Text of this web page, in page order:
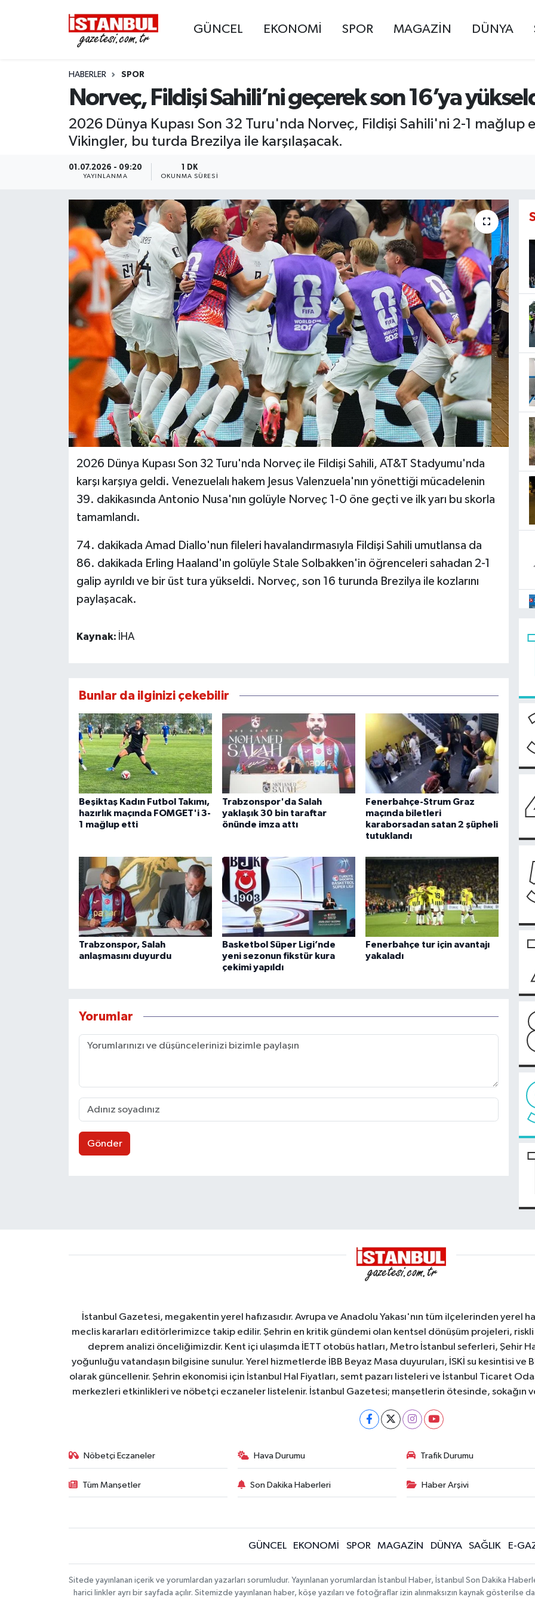
GÜNCEL EKONOMİ SPOR MAGAZİN DÜNYA
HABERLER SPOR
Norveç, Fildişi Sahili’ni geçerek son 16’ya
2026 Dünya Kupası Son 32 Turu'nda Norveç, Fildişi Sahili'ni 2-1 mağlup
Vikingler, bu turda Brezilya ile karşılaşacak.
01.07.2026 - 09:20
YAYINLANMA
1 DK
OKUNMA SÜRESI
2026 Dünya Kupası Son 32 Turu'nda Norveç ile Fildişi Sahili, AT&T Stadyumu'nda
karşı karşıya geldi. Venezuelalı hakem Jesus Valenzuela'nın yönettiği mücadelenin
39. dakikasında Antonio Nusa'nın golüyle Norveç 1-0 öne geçti ve ilk yarı bu skorla
tamamlandı.
74. dakikada Amad Diallo'nun fileleri havalandırmasıyla Fildişi Sahili umutlansa da
86. dakikada Erling Haaland'ın golüyle Stale Solbakken'in öğrenceleri sahadan 2-1
galip ayrıldı ve bir üst tura yükseldi. Norveç, son 16 turunda Brezilya ile kozlarını
paylaşacak.
Kaynak: İHA
Bunlar da ilginizi çekebilir
Beşiktaş Kadın Futbol Takımı,
hazırlık maçında FOMGET'i 3-
1 mağlup etti
Trabzonspor'da Salah
yaklaşık 30 bin taraftar
önünde imza attı
Fenerbahçe-Strum Graz
maçında biletleri
karaborsadan satan 2 şüpheli
tutuklandı
Trabzonspor, Salah
anlaşmasını duyurdu
Basketbol Süper Ligi’nde
yeni sezonun fikstür kura
çekimi yapıldı
Fenerbahçe tur için avantajı
yakaladı
Yorumlar
Gönder
İstanbul Gazetesi, megakentin yerel hafızasıdır. Avrupa ve Anadolu Yakası'nın tüm ilçelerinden yerel
meclis kararları editörlerimizce takip edilir. Şehrin en kritik gündemi olan kentsel dönüşüm projeleri, riskli
deprem analizi önceliğimizdir. Kent içi ulaşımda İETT otobüs hatları, Metro İstanbul seferleri, Şehir
yoğunluğu vatandaşın bilgisine sunulur. Yerel hizmetlerde İBB Beyaz Masa duyuruları, İSKİ su kesintisi ve
olarak güncellenir. Şehrin ekonomisi için İstanbul Hal Fiyatları, semt pazarı listeleri ve İstanbul Ticaret
merkezleri etkinlikleri ve nöbetçi eczaneler listelenir. İstanbul Gazetesi; manşetlerin ötesinde, sokağın
Nöbetçi Eczaneler Hava Durumu Trafik Durumu
Tüm Manşetler Son Dakika Haberleri Haber Arşivi
GÜNCEL EKONOMİ SPOR MAGAZİN DÜNYA SAĞLIK E-
Sitede yayınlanan içerik ve yorumlardan yazarları sorumludur. Yayınlanan yorumlardan İstanbul Haber, İstanbul Son Dakika
harici linkler ayrı bir sayfada açılır. Sitemizde yayınlanan haber, köşe yazıları ve fotoğraflar izin alınmaksızın kaynak gösterilse
EKONOMİ
İSTANBUL
MAGAZİN
KÜLTÜR SANAT
SAĞLIK
BİLİM VE TEKNOLOJİ
OTOMOBİL
Nöbetçi Eczaneler
Hava Durumu
Trafik Durumu
Süper Lig Puan Durumu ve Fikstür
Tüm Manşetler
Son Dakika Haberleri
Haber Arşivi